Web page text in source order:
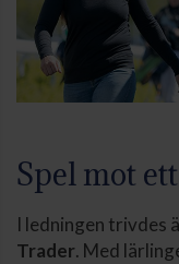
Spel mot
I ledningen trivdes
Trader. Med